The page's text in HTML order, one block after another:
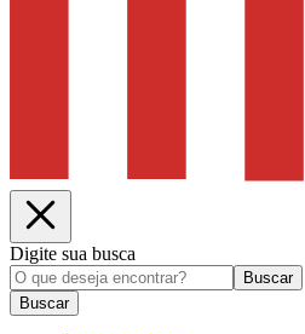
Digite sua busca
Buscar
Buscar